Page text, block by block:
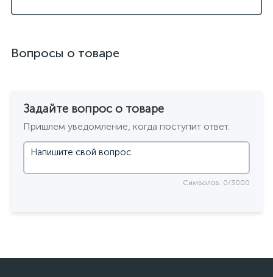
Вопросы о товаре
Задайте вопрос о товаре
Пришлем уведомление, когда поступит ответ.
Символов: 0/3000